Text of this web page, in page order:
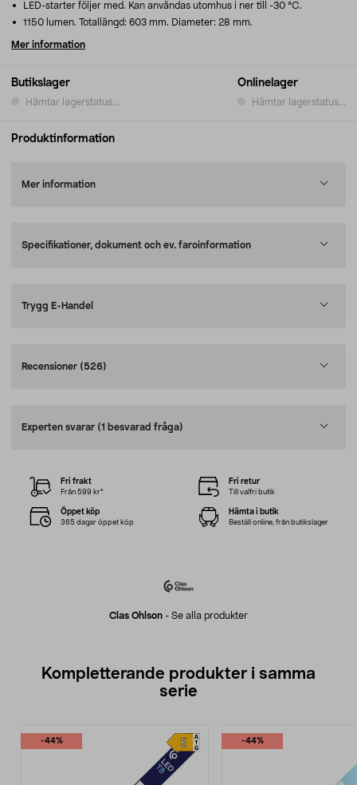
Butikslager
Hämtar lagerstatus...
Onlinelager
Hämtar lagerstatus...
LED-starter följer med. Kan användas utomhus i ner till -30 °C.
1150 lumen. Totallängd: 603 mm. Diameter: 28 mm.
Mer information
Produktinformation
Mer information
Specifikationer, dokument och ev. faroinformation
Trygg E-Handel
Recensioner (526)
Experten svarar (1 besvarad fråga)
Clas Ohlson - Se alla produkter
Fri frakt
Från 599 kr*
Fri retur
Till valfri butik
Öppet köp
365 dagar öppet köp
Hämta i butik
Beställ online, från butikslager
Kompletterande produkter i samma
serie
-44% -44%